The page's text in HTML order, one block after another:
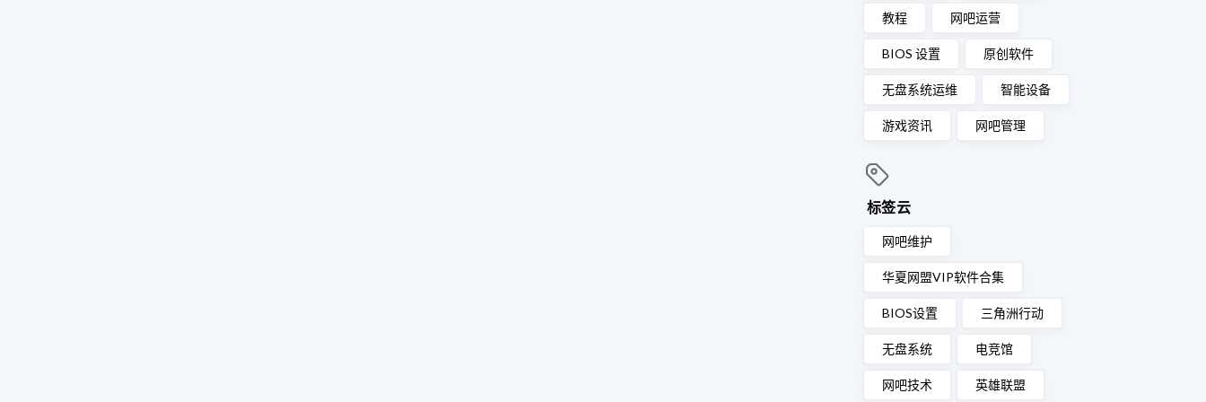
教程 网吧运营
BIOS 设置 原创软件
无盘系统运维 智能设备
游戏资讯 网吧管理
标签云
网吧维护
华夏网盟VIP软件合集
BIOS设置 三角洲行动
无盘系统 电竞馆
网吧技术 英雄联盟